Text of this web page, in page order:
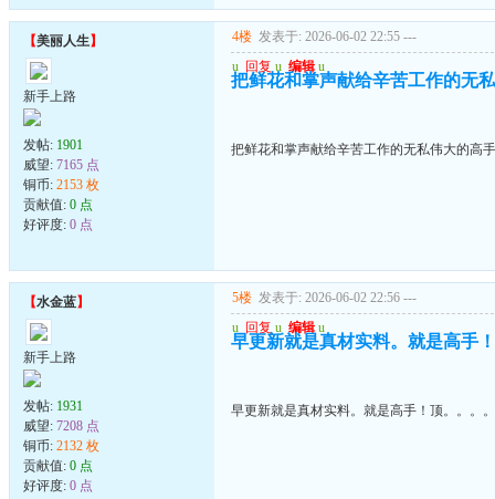
【美丽人生】
新手上路
发帖: 1901
威望: 7165 点
铜币: 2153 枚
贡献值: 0 点
好评度: 0 点
4楼 发表于: 2026-06-02 22:55 ---
u 回复 u 编辑 u
把鲜花和掌声献给辛苦工作的无
把鲜花和掌声献给辛苦工作的无私伟大的高
【水金蓝】
新手上路
发帖: 1931
威望: 7208 点
铜币: 2132 枚
贡献值: 0 点
好评度: 0 点
5楼 发表于: 2026-06-02 22:56 ---
u 回复 u 编辑 u
早更新就是真材实料。就是高手
早更新就是真材实料。就是高手！顶。。。